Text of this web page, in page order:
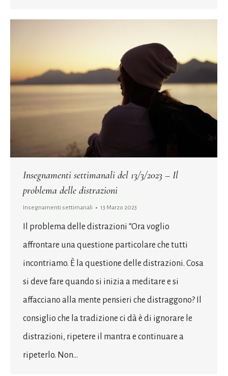
Insegnamenti settimanali del 13/3/2023 – Il
problema delle distrazioni
Insegnamenti settimanali 13 Marzo 2023
Il problema delle distrazioni “Ora voglio
affrontare una questione particolare che tutti
incontriamo. È la questione delle distrazioni. Cosa
si deve fare quando si inizia a meditare e si
affacciano alla mente pensieri che distraggono? Il
consiglio che la tradizione ci dà è di ignorare le
distrazioni, ripetere il mantra e continuare a
ripeterlo. Non…